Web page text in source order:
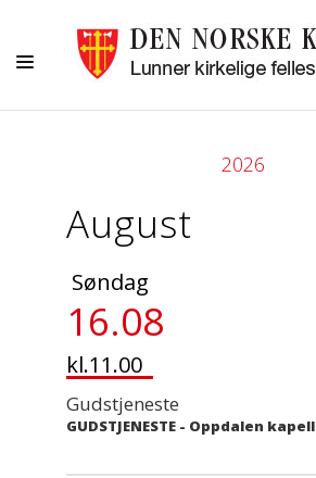
OM OSS
2026
August
Søndag
16.08
kl.11.00
Gudstjeneste
GUDSTJENESTE - Oppdalen kapell